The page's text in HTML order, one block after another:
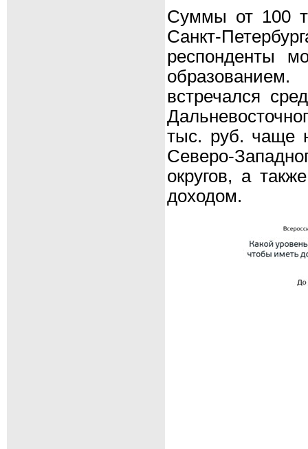
Суммы от 100
Санкт-
респонденты
встречался
тыс. руб. чаще
Северо-
округов, а
доходом.